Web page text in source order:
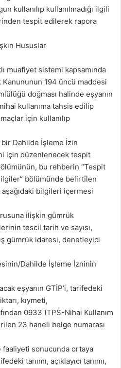
kullanılıp kullanılmadığı ilgili
tespit edilerek rapora
Hususlar
muafiyet sistemi kapsamında
194 üncü maddesi
doğması halinde eşyanın
kullanıma tahsis edilip
için kullanılıp
Dahilde İşleme İzin
için düzenlenecek tespit
bu rehberin “Tespit
bölümünde belirtilen
bilgileri içermesi
ilişkin gümrük
tescil tarih ve sayısı,
gümrük idaresi, denetleyici
Dahilde İşleme İzninin
eşyanın GTİP’i, tarifedeki
kıymeti,
0933 (TPS-Nihai Kullanım
23 haneli belge numarası
faaliyeti sonucunda ortaya
tanımı, açıklayıcı tanımı,